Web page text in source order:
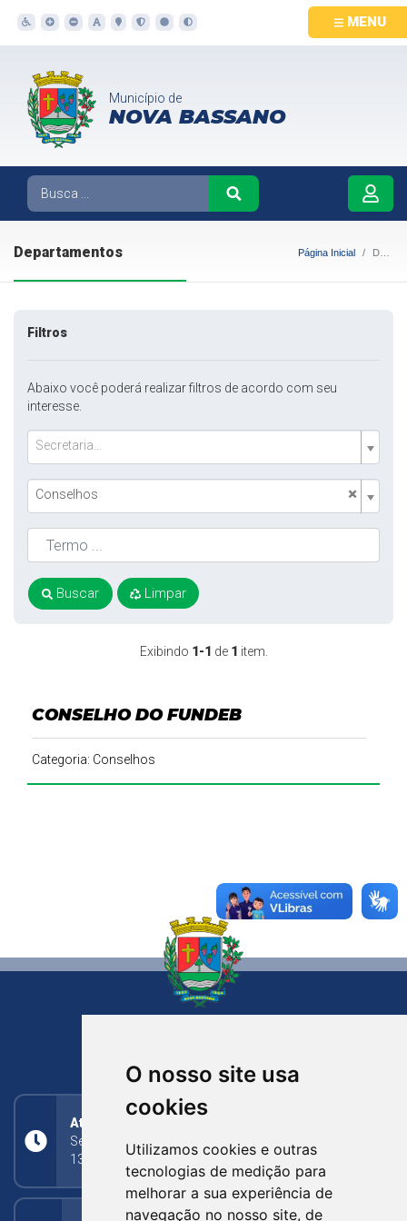
O nosso site usa
cookies
Utilizamos cookies e outras
tecnologias de medição para
melhorar a sua experiência de
navegação no nosso site, de
MENU
Município de
NOVA BASSANO
Departamentos Página Inicial Departamentos
Exibindo 1-1 de 1 item.
CONSELHO DO FUNDEB
Categoria: Conselhos
Filtros
Abaixo você poderá realizar filtros de acordo com seu
interesse.
Secretaria...
×
Conselhos
Buscar Limpar
Atendimento
Segunda a Sexta: 8h às 11h30min (manhã);
13h30min às 17h (tarde)